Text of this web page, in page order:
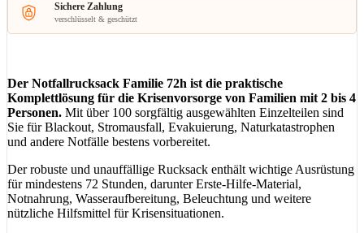
Sichere Zahlung
verschlüsselt & geschützt
Der Notfallrucksack Familie 72h ist die praktische
Komplettlösung für die Krisenvorsorge von Familien mit 2 bis 4
Personen. Mit über 100 sorgfältig ausgewählten Einzelteilen sind
Sie für Blackout, Stromausfall, Evakuierung, Naturkatastrophen
und andere Notfälle bestens vorbereitet.
Der robuste und unauffällige Rucksack enthält wichtige Ausrüstung
für mindestens 72 Stunden, darunter Erste-Hilfe-Material,
Notnahrung, Wasseraufbereitung, Beleuchtung und weitere
nützliche Hilfsmittel für Krisensituationen.